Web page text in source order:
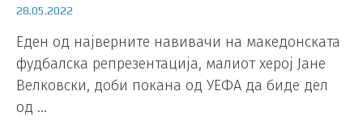
28.05.2022
Eден од најверните навивачи на македонската
фудбалска репрезентација, малиот херој Јане
Велковски, доби покана од УЕФА да биде дел
од …